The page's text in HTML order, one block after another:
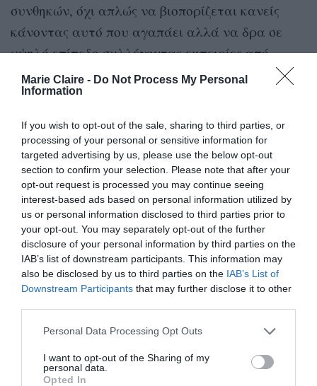
Marie Claire - Do Not Process My Personal
Information
If you wish to opt-out of the sale, sharing to third parties, or
processing of your personal or sensitive information for
targeted advertising by us, please use the below opt-out
section to confirm your selection. Please note that after your
opt-out request is processed you may continue seeing
interest-based ads based on personal information utilized by
us or personal information disclosed to third parties prior to
your opt-out. You may separately opt-out of the further
disclosure of your personal information by third parties on the
IAB’s list of downstream participants. This information may
also be disclosed by us to third parties on the IAB’s List of
Downstream Participants that may further disclose it to other
Personal Data Processing Opt Outs
I want to opt-out of the Sharing of my
personal data.
Opted In
συνθηκών, όχι απλώς να βιοπορίζεται κανείς
κάνοντας αυτό που αγαπάει αλλά να δρα σε
υψηλό επίπεδο συλλέγοντας εμπειρίες από
τομείς και πεδία που τον ενδιαφέρουν.
Τι ακριβώς είναι όμως οι “slashers”;
Άτομα που σταδιοδρομούν σε δύο ή και
περισσότερες επαγγελματικές ή
ερασιτεχνικές ασχολίες κάνοντας
πράξη τα όνειρά τους για μια ζωή στην
οποία οι υποχωρήσεις και οι
συμβιβασμοί δεν έχουν καμία θέση.
Eίναι συνεχώς σεεγρήγορση, τολμούν να
ρισκάρουν κι αυτό αυξάνει τη δημιουργικότητά
τους και ανεβάζει τηναδρεναλίνητους.
Δοκιμάζουν και δοκιμάζονται, χωρίς όρια και
περιορισμούς, ζώντας σε έναν κόσμο
ατελείωτων επιλογών που δεν χρειάζεται να